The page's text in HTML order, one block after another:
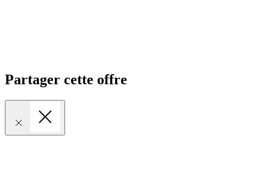
Partager cette offre